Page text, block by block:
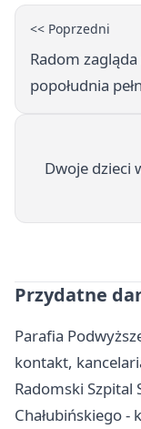
<< Poprzedni
Radom
popołudnia
Dwoje dzieci
Przydatne
Parafia
kontakt,
Radomski Szpital
Chałubińskiego -